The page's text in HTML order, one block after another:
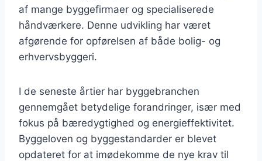
af mange byggefirmaer og specialiserede
håndværkere. Denne udvikling har været
afgørende for opførelsen af både bolig- og
erhvervsbyggeri.
I de seneste årtier har byggebranchen
gennemgået betydelige forandringer, især med
fokus på bæredygtighed og energieffektivitet.
Byggeloven og byggestandarder er blevet
opdateret for at imødekomme de nye krav til